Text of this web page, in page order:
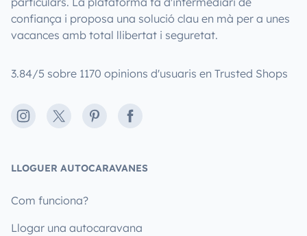
confiança i proposa una solució clau en mà per a unes
vacances amb total llibertat i seguretat.
3.84/5 sobre 1170 opinions d'usuaris en Trusted Shops
Instagram
X PinterestFacebook
LLOGUER AUTOCARAVANES
Com funciona?
Llogar una autocaravana